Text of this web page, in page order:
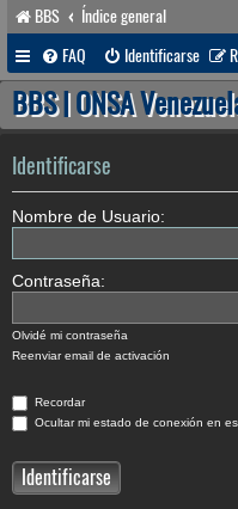
BBS
Índice general
FAQ
Identificarse
BBS | ONSA
Identificarse
Nombre de Usuario:
Contraseña:
Olvidé mi contraseña
Reenviar email de activación
Recordar
Ocultar mi estado de conexión en